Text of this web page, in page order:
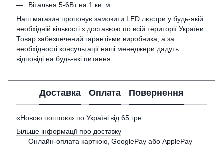
Вітальня 5-6Вт на 1 кв. м.
Наш магазин пропонує замовити LED люстри у будь-якій
необхідній кількості з доставкою по всій території України.
Товар забезпечений гарантіями виробника, а за
необхідності консультації наші менеджери дадуть
відповіді на будь-які питання.
Доставка Оплата Повернення
«Новою поштою» по Україні від 65 грн.
Більше інформації про доставку
Онлайн-оплата карткою, GooglePay або ApplePay